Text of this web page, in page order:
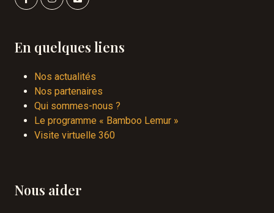
En quelques liens
Nos actualités
Nos partenaires
Qui sommes-nous ?
Le programme « Bamboo Lemur »
Visite virtuelle 360
Nous aider